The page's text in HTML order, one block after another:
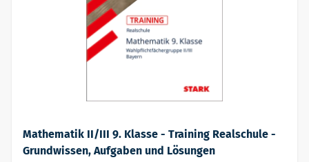
Mathematik II/III 9. Klasse - Training Realschule -
Grundwissen, Aufgaben und Lösungen